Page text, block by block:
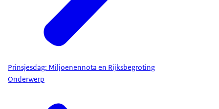
Prinsjesdag: Miljoenennota en Rijksbegroting
Onderwerp